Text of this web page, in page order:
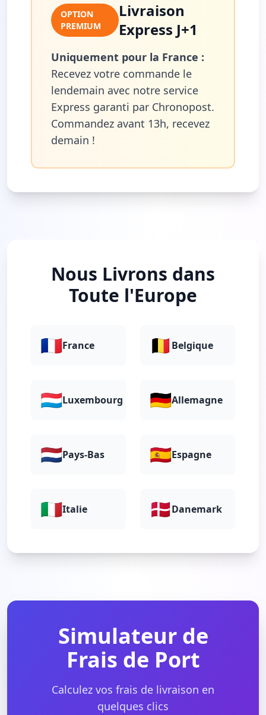
OPTION
PREMIUM
Livraison
Express J+1
Uniquement pour la France :
Recevez votre commande le
lendemain avec notre service
Express garanti par Chronopost.
Commandez avant 13h, recevez
demain !
Nous Livrons dans
Toute l'Europe
🇫🇷France 🇧🇪Belgique
🇱🇺Luxembourg 🇩🇪Allemagne
🇳🇱Pays-Bas 🇪🇸Espagne
🇮🇹Italie 🇩🇰Danemark
Simulateur de
Frais de Port
Calculez vos frais de livraison en
quelques clics